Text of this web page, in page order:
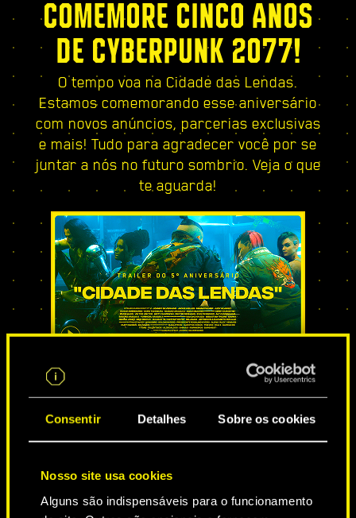
Consentir Detalhes Sobre os cookies
Nosso site usa cookies
Alguns são indispensáveis para o funcionamento
COMEMORE CINCO ANOS
DE CYBERPUNK 2077!
O tempo voa na Cidade das Lendas.
Estamos comemorando esse aniversário
com novos anúncios, parcerias exclusivas
e mais! Tudo para agradecer você por se
juntar a nós no futuro sombrio. Veja o que
te aguarda!